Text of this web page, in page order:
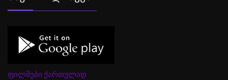
ფილმები ქართულად